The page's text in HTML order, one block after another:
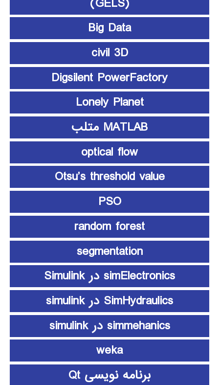
Big Data
civil 3D
Digsilent PowerFactory
Lonely Planet
MATLAB متلب
optical flow
Otsu’s threshold value
PSO
random forest
segmentation
simElectronics در Simulink
SimHydraulics در simulink
simmehanics در simulink
weka
برنامه نویسی Qt